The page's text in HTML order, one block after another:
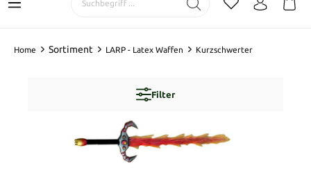
Home Sortiment LARP - Latex Waffen Kurzschwerter
Filter